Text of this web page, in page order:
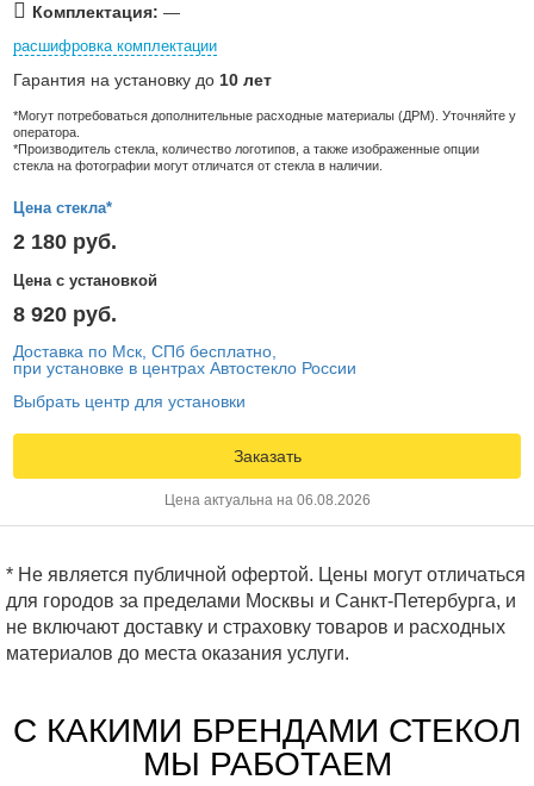
Комплектация: —
расшифровка комплектации
Гарантия на установку до 10 лет
*Могут потребоваться дополнительные расходные материалы (ДРМ). Уточняйте у
оператора.
*Производитель стекла, количество логотипов, а также изображенные опции
стекла на фотографии могут отличатся от стекла в наличии.
Цена стекла*
2 180 руб.
Цена с установкой
8 920 руб.
Доставка по Мск, СПб бесплатно,
при установке в центрах Автостекло России
Выбрать центр для установки
Заказать
Цена актуальна на 06.08.2026
* Не является публичной офертой. Цены могут отличаться
для городов за пределами Москвы и Санкт-Петербурга, и
не включают доставку и страховку товаров и расходных
материалов до места оказания услуги.
С КАКИМИ БРЕНДАМИ СТЕКОЛ
МЫ РАБОТАЕМ